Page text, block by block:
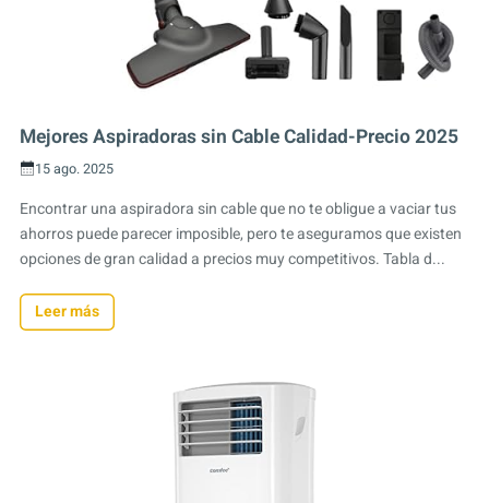
Mejores Aspiradoras sin Cable Calidad-Precio 2025
15 ago. 2025
Encontrar una aspiradora sin cable que no te obligue a vaciar tus
ahorros puede parecer imposible, pero te aseguramos que existen
opciones de gran calidad a precios muy competitivos. Tabla d...
Leer más